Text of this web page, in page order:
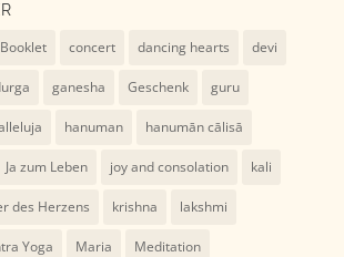
Booklet concert dancing hearts devi
ganesha Geschenk guru
hanuman hanumān cālisā
Ja zum Leben joy and consolation kali
des Herzens krishna lakshmi
Yoga Maria Meditation